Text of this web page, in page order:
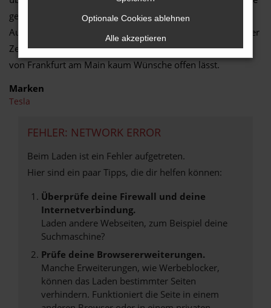
geringen Reparaturbedarf. Hinzu kommt, dass die
Ausstattung bereits bei früheren Generationen auf Höhe der
Zeit war und sich das Modell auch heute auf den Straßen
von Frankfurt am Main kaum Wünsche offen lässt.
Marken
Tesla
FEHLER: NETWORK ERROR
Beim Laden ist ein Fehler aufgetreten.
Hier sind ein paar Tipps, die dir helfen können:
Überprüfe deine Firewall und deine
Internetverbindung.
Laden andere Webseiten, zum Beispiel deine
Suchmaschine?
Prüfe deine Browsererweiterungen.
Manche Erweiterungen, wie Werbeblocker,
können das Laden bestimmter Seiten
verhindern. Funktioniert die Seite in einem
Optionale Cookies ablehnen
Alle akzeptieren